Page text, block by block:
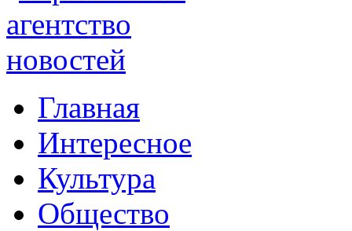
Главная
Интересное
Культура
Общество